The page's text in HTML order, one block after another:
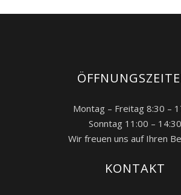
Montag – Freitag 8:30 –
Sonntag 11:00 – 14:30
Wir freuen uns auf Ihren
KONTAKT